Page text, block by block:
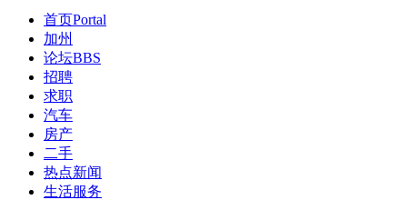
首页Portal
加州
论坛BBS
招聘
求职
汽车
房产
二手
热点新闻
生活服务